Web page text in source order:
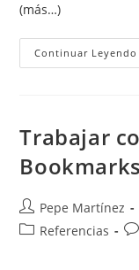
(más…)
Continuar Leyendo
Trabajar
Bookmarks
Autor
de
Pepe Martínez
Categoría
Referencias